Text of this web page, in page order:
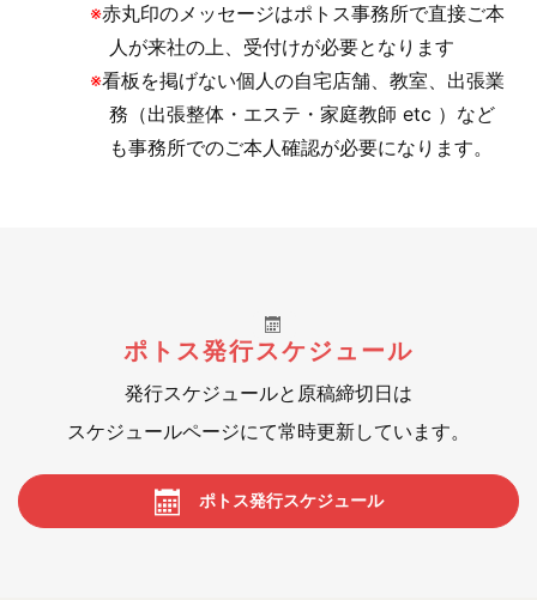
※赤丸印のメッセージはポトス事務所で直接ご本
人が来社の上、受付けが必要となります
※看板を掲げない個人の自宅店舗、教室、出張業
務（出張整体・エステ・家庭教師 etc ）など
も事務所でのご本人確認が必要になります。
ポトス発行スケジュール
発行スケジュールと原稿締切日は
スケジュールページにて常時更新しています。
ポトス発行スケジュール